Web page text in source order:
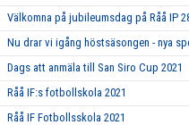
Välkomna på jubileumsdag på Råå IP
Nu drar vi igång höstsäsongen - nya
Dags att anmäla till San Siro Cup 2021
Råå IF:s fotbollskola 2021
Råå IF Fotbollsskola 2021